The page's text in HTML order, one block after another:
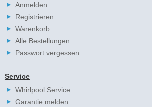
Anmelden
Registrieren
Warenkorb
Alle Bestellungen
Passwort vergessen
Service
Whirlpool Service
Garantie melden